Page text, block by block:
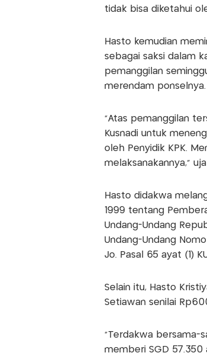
tidak bisa diketahui
Hasto kemudian
sebagai saksi dalam
pemanggilan
merendam ponselnya.
"Atas pemanggilan
Kusnadi untuk
oleh Penyidik KPK.
melaksanakannya,"
Hasto didakwa
1999 tentang
Undang-Undang
Undang-Undang
Jo. Pasal 65 ayat (1)
Selain itu, Hasto
Setiawan senilai
"Terdakwa bersama-
memberi SGD